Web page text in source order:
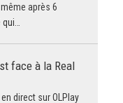
après 6
face à la Real
direct sur OLPlay